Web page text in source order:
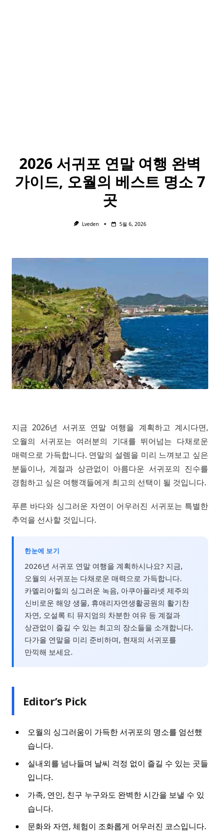
2026 서귀포 연말 여행 완벽
가이드, 오월의 베스트 명소 7
곳
Lveden 5월 6, 2026
지금 2026년 서귀포 연말 여행을 계획하고 계시다면,
오월의 서귀포는 여러분의 기대를 뛰어넘는 다채로운
매력으로 가득합니다. 연말의 설렘을 미리 느껴보고 싶은
분들이나, 계절과 상관없이 아름다운 서귀포의 진수를
경험하고 싶은 여행객들에게 최고의 선택이 될 것입니다.
푸른 바다와 싱그러운 자연이 어우러진 서귀포는 특별한
추억을 선사할 것입니다.
한눈에 보기
2026년 서귀포 연말 여행을 계획하시나요? 지금,
오월의 서귀포는 다채로운 매력으로 가득합니다.
카멜리아힐의 싱그러운 녹음, 아쿠아플라넷 제주의
신비로운 해양 생물, 휴애리자연생활공원의 활기찬
자연, 오설록 티 뮤지엄의 차분한 여유 등 계절과
상관없이 즐길 수 있는 최고의 장소들을 소개합니다.
다가올 연말을 미리 준비하며, 현재의 서귀포를
만끽해 보세요.
Editor’s Pick
오월의 싱그러움이 가득한 서귀포의 명소를 엄선했
습니다.
실내외를 넘나들며 날씨 걱정 없이 즐길 수 있는 곳들
입니다.
가족, 연인, 친구 누구와도 완벽한 시간을 보낼 수 있
습니다.
문화와 자연, 체험이 조화롭게 어우러진 코스입니다.